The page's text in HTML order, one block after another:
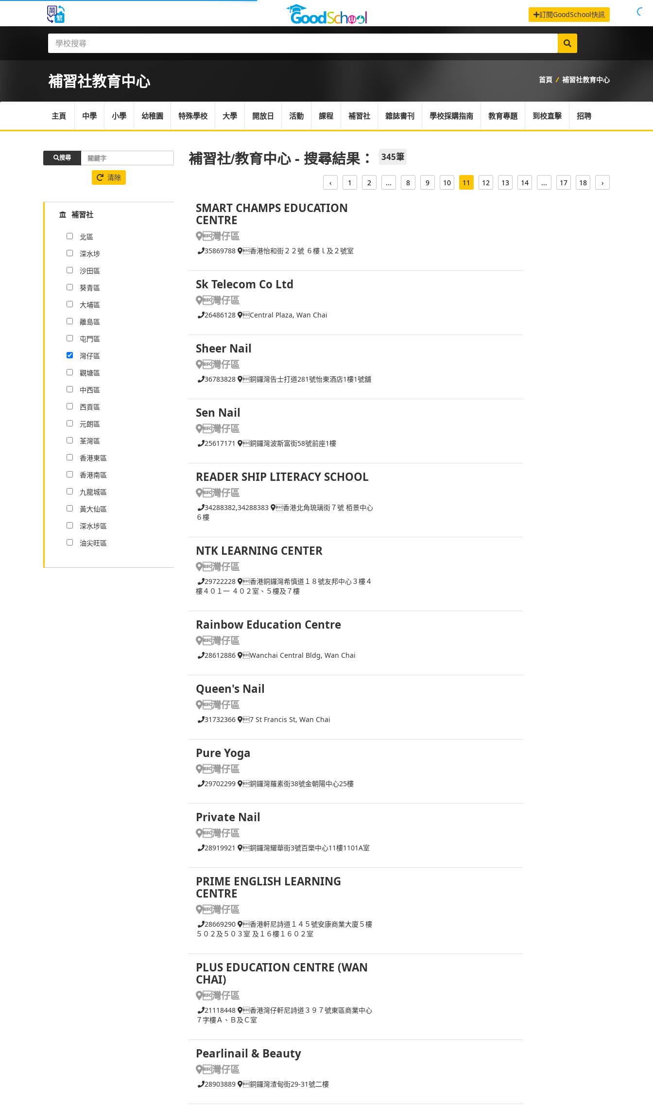
訂閱GoodSchool快訊
補習社教育中心 首頁 / 補習社教育中心
主頁 中學 小學 幼稚園 特殊學校 大學 開放日 活動 課程 補習社 雜誌書刊 學校採購指南 教育專題 到校直擊 招聘
補習社/教育中心 - 搜尋結果： 345筆
‹ 1 2 ... 8 9 10 11 12 13 14 ... 17 18 ›
SMART CHAMPS EDUCATION
CENTRE
灣仔區
35869788 香港怡和街２２號 ６樓ｌ及２號室
Sk Telecom Co Ltd
灣仔區
26486128 Central Plaza, Wan Chai
Sheer Nail
灣仔區
36783828 銅鑼灣告士打道281號怡東酒店1樓1號舖
Sen Nail
灣仔區
25617171 銅鑼灣波斯富街58號前座1樓
READER SHIP LITERACY SCHOOL
灣仔區
34288382,34288383
香港北角琉璃街７號 栢景中心
６樓
NTK LEARNING CENTER
灣仔區
29722228
香港銅鑼灣希慎道１８號友邦中心３樓４
樓４０１一 ４０２室、５樓及７樓
Rainbow Education Centre
灣仔區
28612886 Wanchai Central Bldg, Wan Chai
Queen's Nail
灣仔區
31732366 7 St Francis St, Wan Chai
Pure Yoga
灣仔區
29702299 銅鑼灣羅素街38號金朝陽中心25樓
Private Nail
灣仔區
28919921 銅鑼灣耀華街3號百樂中心11樓1101A室
PRIME ENGLISH LEARNING
CENTRE
灣仔區
28669290
香港軒尼詩道１４５號安康商業大廈５樓
５０２及５０３室 及１６樓１６０２室
PLUS EDUCATION CENTRE (WAN
CHAI)
灣仔區
21118448
香港灣仔軒尼詩道３９７號東區商業中心
７字樓Ａ、Ｂ及Ｃ室
Pearlinail & Beauty
灣仔區
28903889 銅鑼灣渣甸街29-31號二樓
搜尋
清除
補習社
北區
深水埗
沙田區
葵青區
大埔區
離島區
屯門區
灣仔區
觀塘區
中西區
西貢區
元朗區
荃灣區
香港東區
香港南區
九龍城區
黃大仙區
深水埗區
油尖旺區